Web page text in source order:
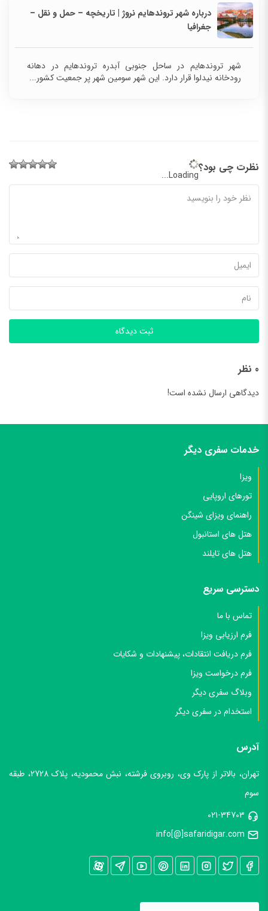
درباره شهر تروندهایم نروژ | تاریخچه – حمل و نقل –
جغرافیا
شهر تروندهایم در ساحل جنوبی آبدره تروندهایم در دهانه
رودخانه نیدلوا قرار دارد. این شهر سومین شهر پر جمعیت کشور...
نظرت چی بود؟
Loading...
ثبت دیدگاه
0 نظر
دیدگاهی ارسال نشده است!
خدمات سفری دیگر
ویزا
تورهای اروپایی
راهنمای ویزای شینگن
هتل های استانبول
هتل های تایلند
دسترسی سریع
تماس با ما
فرم ارزیابی ویزا
فرم دریافت انتقادات، پیشنهادات و شکایات
فرم درخواست ویزا
وبلاگ سفری دیگر
استخدام در سفری دیگر
آدرس
تهران، بالاتر از پارک وی، روبروی فرشته، نبش محمودیه، پلاک 2728، طبقه
سوم
021-34703
info[@]safaridigar.com